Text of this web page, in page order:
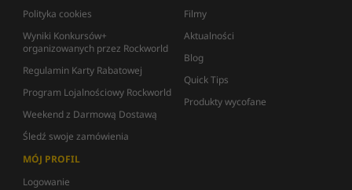
Polityka cookies
Wyniki Konkursów+
organizowanych przez Rockworld
Regulamin Karty Rabatowej
Program Lojalnościowy Rockworld
Weekend z Darmową Dostawą
Śledź swoje zamówienia
Filmy
Aktualności
Blog
Quick Tips
Produkty wycofane
MÓJ PROFIL
Logowanie